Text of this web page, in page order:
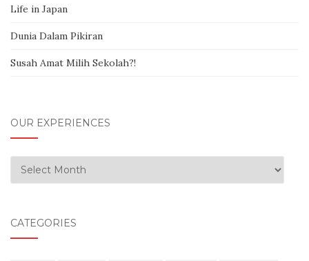
Life in Japan
Dunia Dalam Pikiran
Susah Amat Milih Sekolah?!
OUR EXPERIENCES
Our Experiences
CATEGORIES